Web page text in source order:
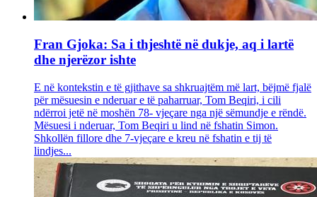
Fran Gjoka: Sa i thjeshtë në dukje, aq i lartë
dhe njerëzor ishte
E në kontekstin e të gjithave sa shkruajtëm më lart, bëjmë fjalë
për mësuesin e nderuar e të paharruar, Tom Beqiri, i cili
ndërroi jetë në moshën 78- vjeçare nga një sëmundje e rëndë.
Mësuesi i nderuar, Tom Beqiri u lind në fshatin Simon.
Shkollën fillore dhe 7-vjeçare e kreu në fshatin e tij të
lindjes...